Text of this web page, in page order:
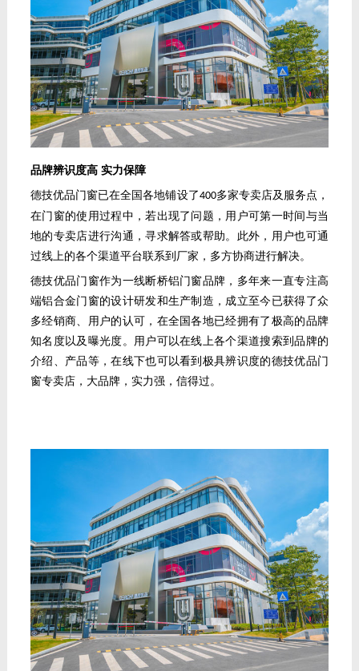
品牌辨识度高实力保障
德技优品门窗已在全国各地铺设了400多家专卖店及服务点，
在门窗的使用过程中，若出现了问题，用户可第一时间与当
地的专卖店进行沟通，寻求解答或帮助 。此外，用户也可通
过线上的各个渠道平台联系到厂家，多方协商进行解决。
德技优品门窗作为一线断桥铝门窗品牌，多年来一直专注高
端铝合金门窗的设计研发和生产制造，成立至今已获得了众
多经销商、用户的认可，在全国各地已经拥有了极高的品牌
知名度以及曝光度。用户可以在线上各个渠道搜索到品牌的
介绍、产品等，在线下也可以看到极具辨识度的德技优品门
窗专卖店，大品牌，实力强，信得过。